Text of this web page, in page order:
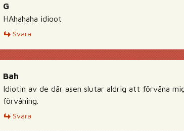
G
HAhahaha idioot
Svara
Bah
Idiotin av de där asen slutar aldrig att förvåna
förvåning.
Svara